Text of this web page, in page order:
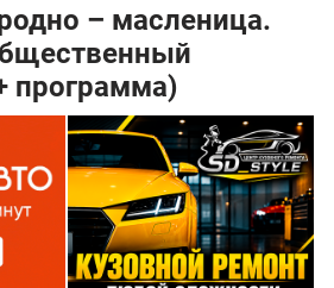
– масленица.
программа)